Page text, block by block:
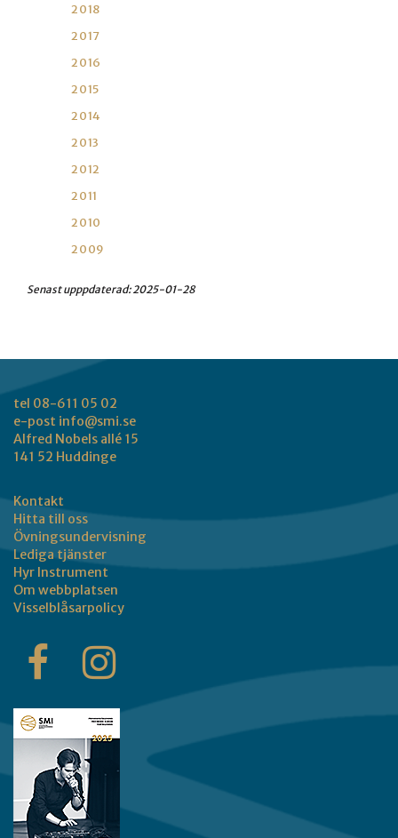
2018
2017
2016
2015
2014
2013
2012
2011
2010
2009
Senast upppdaterad:2025-01-28
tel 08-611 05 02
e-post info@smi.se
Alfred Nobels allé 15
141 52 Huddinge
Kontakt
Hitta till oss
Övningsundervisning
Lediga tjänster
Hyr Instrument
Om webbplatsen
Visselblåsarpolicy